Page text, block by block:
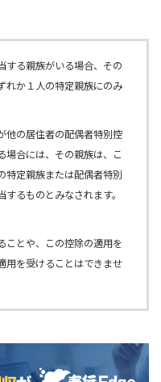
する親族がいる場合、その
れか１人の特定親族にのみ
他の居住者の配偶者特別控
場合には、その親族は、こ
特定親族または配偶者特別
るものとみなされます。
ことや、この控除の適用を
用を受けることはできませ